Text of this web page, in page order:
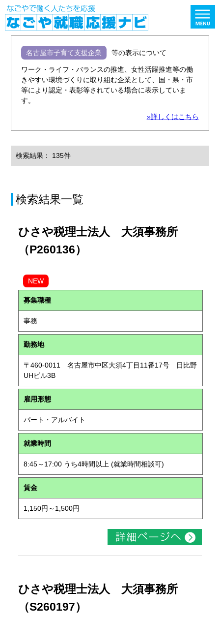
名古屋市子育て支援企業 等の表示について
ワーク・ライフ・バランスの推進、女性活躍推進等の働
きやすい環境づくりに取り組む企業として、国・県・市
等により認定・表彰等されている場合に表示していま
す。
»詳しくはこちら
検索結果： 135件
検索結果一覧
ひさや税理士法人 大須事務所
（P260136）
NEW
募集職種
事務
勤務地
〒460-0011 名古屋市中区大須4丁目11番17号 日比野
UHビル3B
雇用形態
パート・アルバイト
就業時間
8:45～17:00 うち4時間以上 (就業時間相談可)
賃金
1,150円～1,500円
ひさや税理士法人 大須事務所
（S260197）